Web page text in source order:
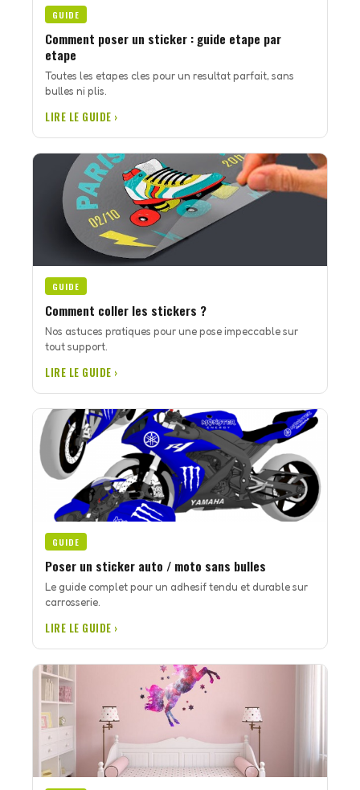
GUIDE
Comment poser un sticker : guide etape par
etape
Toutes les etapes cles pour un resultat parfait, sans
bulles ni plis.
LIRE LE GUIDE ›
GUIDE
Comment coller les stickers ?
Nos astuces pratiques pour une pose impeccable sur
tout support.
LIRE LE GUIDE ›
GUIDE
Poser un sticker auto / moto sans bulles
Le guide complet pour un adhesif tendu et durable sur
carrosserie.
LIRE LE GUIDE ›